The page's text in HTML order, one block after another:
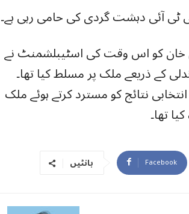
ٹی آئی دہشت گردی کی حامی رہی ہے۔
خان کو اس وقت کی اسٹیبلشمنٹ نے
کے ذریعے ملک پر مسلط کیا تھا۔
نتائج کو مسترد کرتے ہوئے ملک
تھا۔
بانٹیں Facebook